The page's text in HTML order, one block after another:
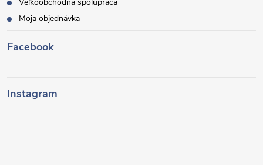
Moja objednávka
Facebook
Instagram